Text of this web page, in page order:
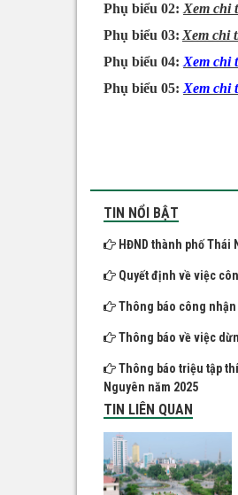
Phụ biểu 02: Xem chi
Phụ biểu 03: Xem chi
Phụ biểu 04: Xem chi
Phụ biểu 05: Xem chi
TIN NỔI BẬT
HĐND thành phố
Quyết định về việc
Thông báo công
Thông báo về việc
Thông báo triệu tập
Nguyên năm 2025
TIN LIÊN QUAN